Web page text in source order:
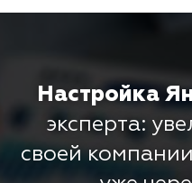
Настройка
эксперта:
своей компании